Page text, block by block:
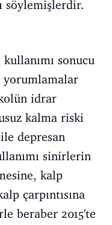
söylemişlerdir.
sonucu
yorumlamalar
idrar
kalma riski
depresan
sinirlerin
kalp
çarpıntısına
beraber 2015'te